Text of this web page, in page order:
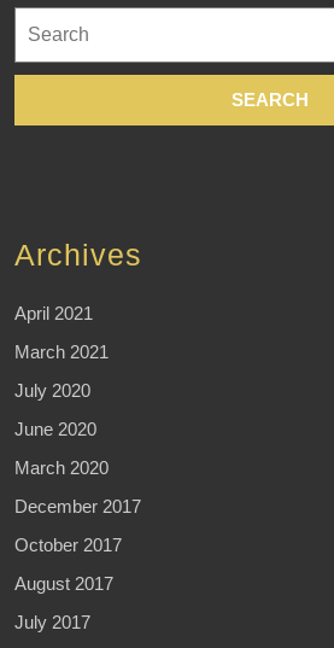
for:
Archives
April 2021
March 2021
July 2020
June 2020
March 2020
December 2017
October 2017
August 2017
July 2017